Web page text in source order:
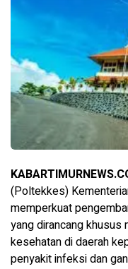
(Poltekkes)
memperkuat
yang dirancang khusus
kesehatan di daerah
penyakit infeksi dan